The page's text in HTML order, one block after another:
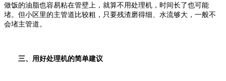
做饭的油脂也容易粘在管壁上，就算不用处理机，时间长了也可能
堵。但小区里的主管道比较粗，只要残渣磨得细、水流够大，一般不
会堵主管道。
三、用好处理机的简单建议